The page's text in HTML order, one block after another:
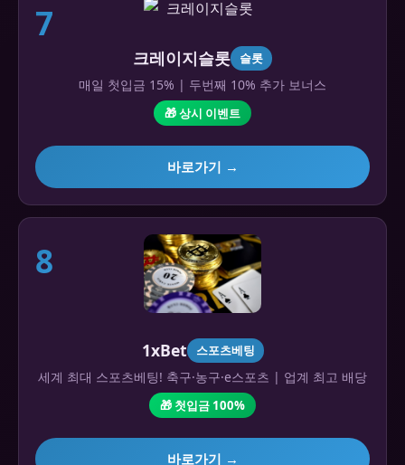
7
크레이지슬롯 슬롯
매일 첫입금 15% | 두번째 10% 추가 보너스
🎁 상시 이벤트
바로가기 →
8
1xBet 스포츠베팅
세계 최대 스포츠베팅! 축구·농구·e스포츠 | 업계 최고 배당
🎁 첫입금 100%
바로가기 →